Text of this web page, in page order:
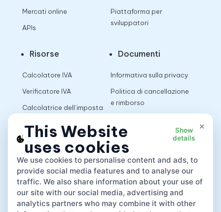
Mercati online
APIs
Piattaforma per
sviluppatori
Risorse
Calcolatore IVA
Verificatore IVA
Calcolatrice dell’imposta
Documenti
Informativa sulla privacy
Politica di cancellazione
e rimborso
App
×
This Website
uses cookies
Show
details
We use cookies to personalise content and ads, to
provide social media features and to analyse our
traffic. We also share information about your use of
our site with our social media, advertising and
analytics partners who may combine it with other